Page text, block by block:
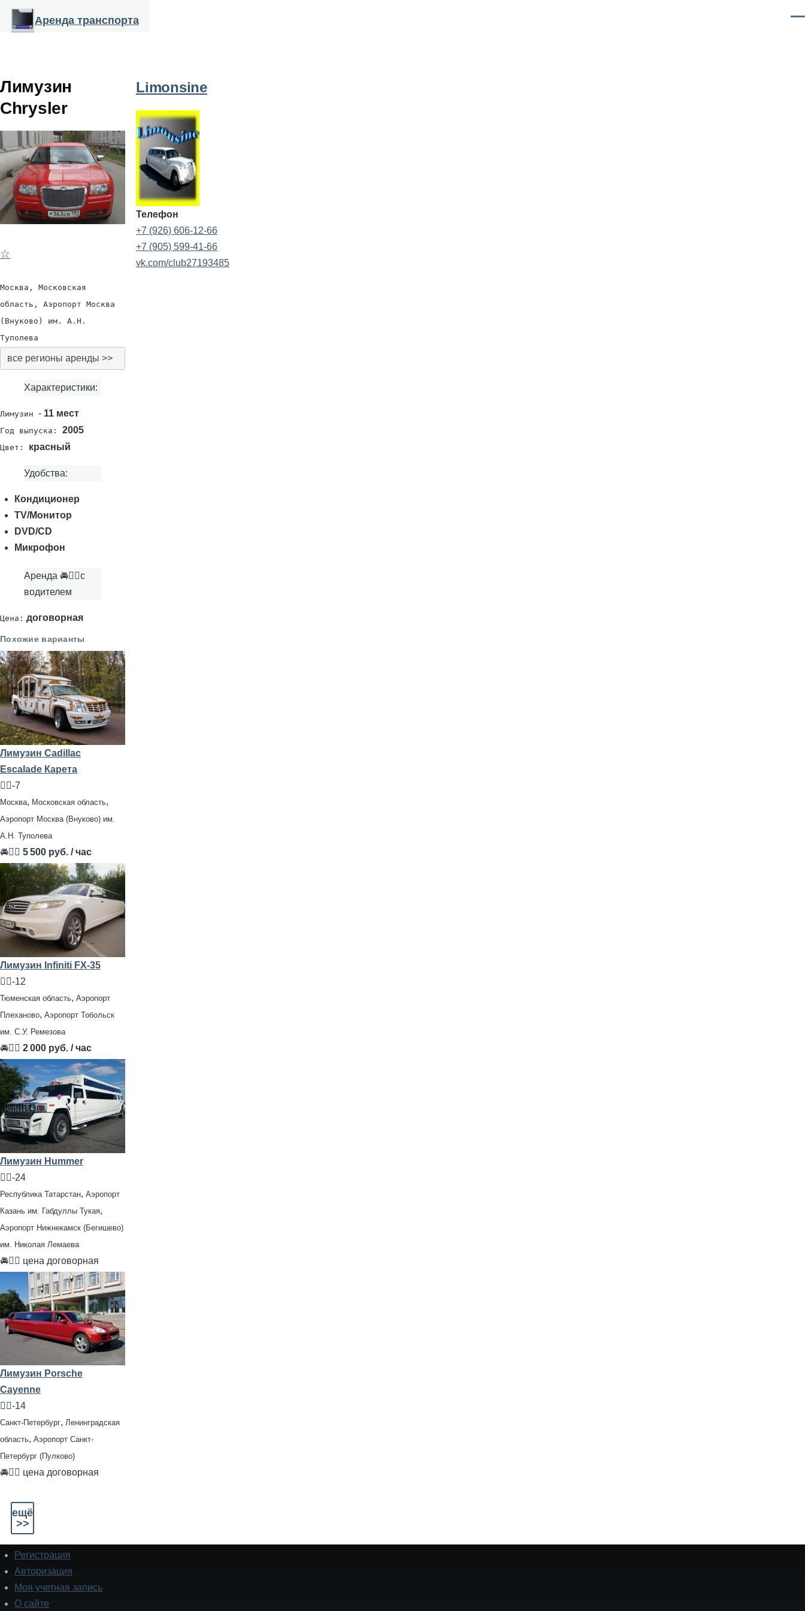
Перейти к основному содержанию
Аренда транспорта
Лимузин
Chrysler
☆
Москва, Московская
область, Аэропорт Москва
(Внуково) им. А.Н.
Туполева
все регионы аренды >>
Характеристики:
Лимузин - 11 мест
Год выпуска: 2005
Цвет: красный
Удобства:
Кондиционер
TV/Монитор
DVD/CD
Микрофон
Аренда 🚘👨‍✈с
водителем
Цена: договорная
Похожие варианты
Лимузин Cadillac
Escalade Карета
🧍‍♂️-7
Москва, Московская область,
Аэропорт Москва (Внуково) им.
А.Н. Туполева
🚘👨‍✈ 5 500 руб. / час
Лимузин Infiniti FX-35
🧍‍♂️-12
Тюменская область, Аэропорт
Плеханово, Аэропорт Тобольск
им. С.У. Ремезова
🚘👨‍✈ 2 000 руб. / час
Лимузин Hummer
🧍‍♂️-24
Республика Татарстан, Аэропорт
Казань им. Габдуллы Тукая,
Аэропорт Нижнекамск (Бегишево)
им. Николая Лемаева
🚘👨‍✈ цена договорная
Лимузин Porsche
Cayenne
🧍‍♂️-14
Санкт-Петербург, Ленинградская
область, Аэропорт Санкт-
Петербург (Пулково)
🚘👨‍✈ цена договорная
ещё
>>
Limonsine
Телефон
+7 (926) 606-12-66
+7 (905) 599-41-66
vk.com/club27193485
Подвал
Регистрация
Авторизация
Моя учетная запись
О сайте